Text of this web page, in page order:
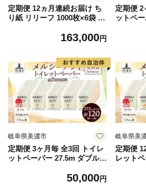
定期便 12ヵ月連続お届け ち
り紙 リリーフ 1000枚×6袋 紙
落とし紙 ペーパー 紙 紙製品
め買い トイレに流せる 介護
川一製紙 送料無料 岐阜県 美
濃市
163,000円
定期便 2
ットペ
ルシー
スペー
非常用
岐阜県美濃市
定期便 3ヶ月毎 全3回 トイレ
ットペーパー 27.5m ダブル 4
ルシー ソフト 紙 ペーパー 日
50,000円
岐阜県美
定期便
レット
ルシー